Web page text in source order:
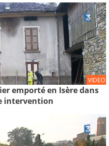
VIDEO
emporté en Isère dans
intervention